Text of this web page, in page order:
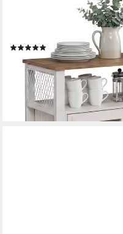
Buffet Sideboard,
110x33x75 cm 3 Türen,
honigbraun-vintageweiß
(130)
99,99 € UVP173,32 €
-42%
lieferbar - in 3-4 Werktagen bei